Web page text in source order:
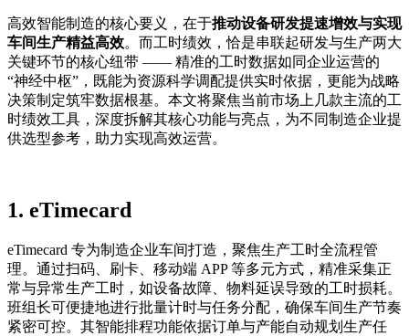
高效智能制造的核心要义，在于推动设备研发提速增效与实现
车间生产精益高效。而工时绩效，恰是串联起研发与生产两大
关键环节的核心纽带 —— 精准的工时数据如同企业运营的
“神经中枢”，既能为资源科学调配提供实时依据，更能为战略
决策制定筑牢数据根基。本文将聚焦当前市场上几款主流的工
时绩效工具，深度拆解其核心功能与亮点，为不同制造企业提
供选型参考，助力实现高效运营。
1. eTimecard
eTimecard 专为制造企业车间打造，聚焦生产工时全流程管
理。通过扫码、刷卡、移动端 APP 等多元方式，精准采集正
常与异常生产工时，如设备故障、物料延误导致的工时损耗。
班组长可便捷地进行批量计时与任务分配，确保车间生产节奏
紧密可控。其智能排程功能依据订单与产能自动规划生产任